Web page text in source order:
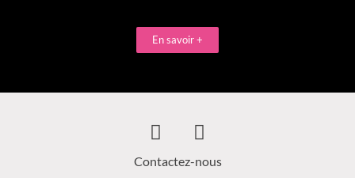
En savoir +
Contactez-nous